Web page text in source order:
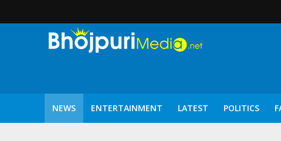
NEWS ENTERTAINMENT LATEST POLITICS